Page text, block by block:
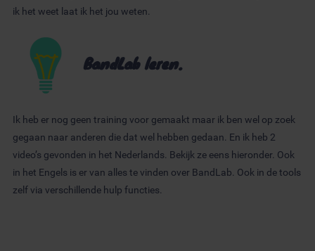
ik het weet laat ik het jou weten.
BandLab leren.
Ik heb er nog geen training voor gemaakt maar ik ben wel op zoek
gegaan naar anderen die dat wel hebben gedaan. En ik heb 2
video’s gevonden in het Nederlands. Bekijk ze eens hieronder. Ook
in het Engels is er van alles te vinden over BandLab. Ook in de tools
zelf via verschillende hulp functies.